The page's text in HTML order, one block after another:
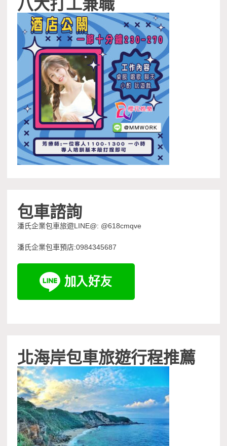
包車諮詢
潘氏企業包車旅遊LINE@: @618cmqve
潘氏企業包車預店:0984345687
北海岸包車旅遊行程推薦